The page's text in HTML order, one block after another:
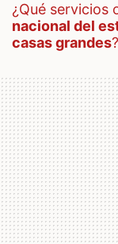
¿qué
nacional del
casas grandes?